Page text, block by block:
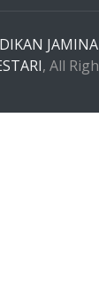
, All